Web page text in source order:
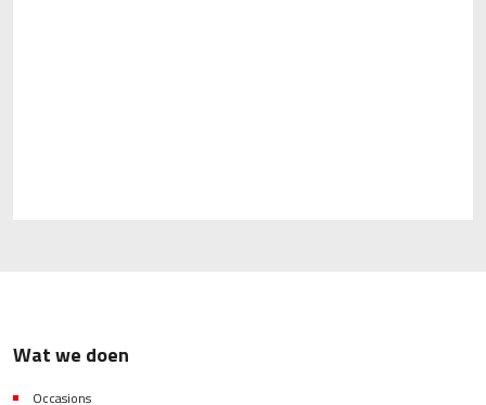
Wat we doen
Occasions